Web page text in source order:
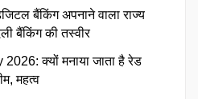
बैंकिंग अपनाने वाला राज्य
बैंकिंग की तस्वीर
क्यों मनाया जाता है रेड
महत्व